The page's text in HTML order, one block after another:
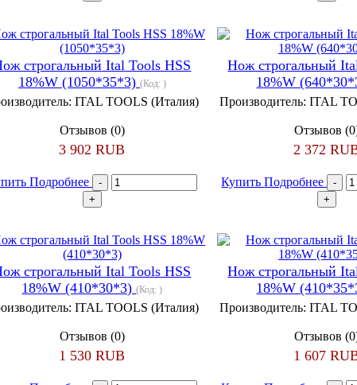
строгальный Ital Tools HSS
18%W (1050*35*3) (Код: )
ITAL TOOLS (Италия)
Отзывов (0)
3 902 RUB
Подробнее
Нож строгальный
18%W
Производитель:ITAL
Отзывов
2 372
КупитьПодробнее
строгальный Ital Tools HSS
18%W (410*30*3)(Код:)
ITAL TOOLS (Италия)
Отзывов (0)
1 530 RUB
Нож строгальный
18%W
Производитель:ITAL
Отзывов
1 607